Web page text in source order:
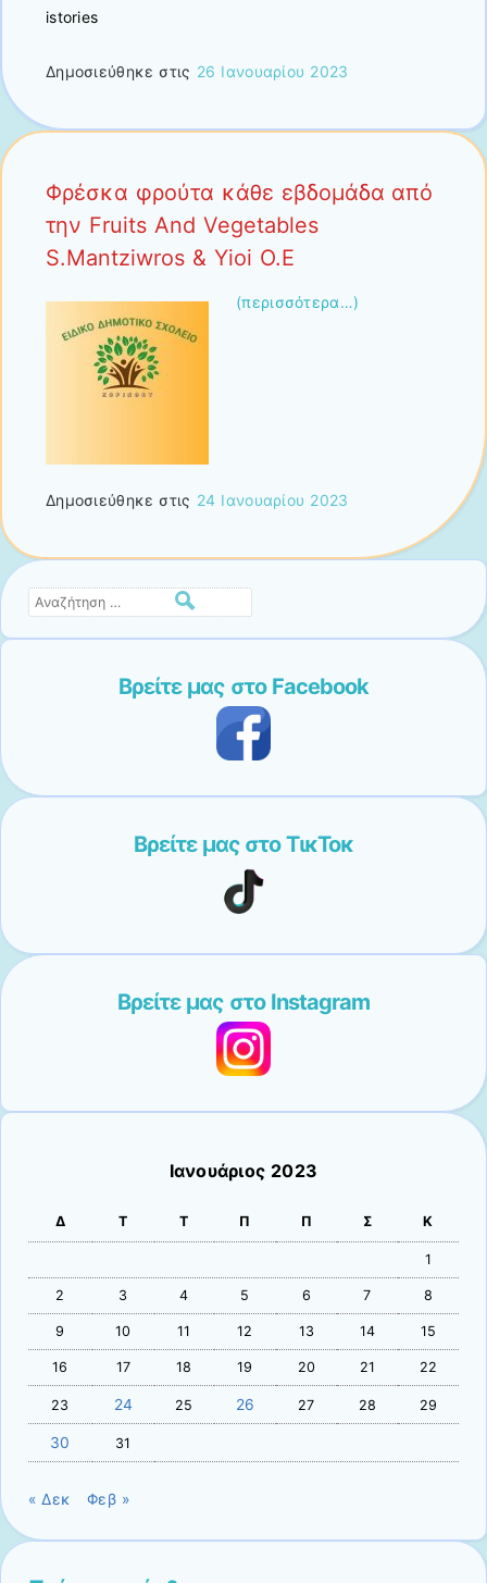
istories
Δημοσιεύθηκε στις 26 Ιανουαρίου 2023
Φρέσκα φρούτα κάθε εβδομάδα από
την Fruits And Vegetables
S.Mantziwros & Yioi O.Ε
(περισσότερα…)
Δημοσιεύθηκε στις 24 Ιανουαρίου 2023
Αναζήτηση
Βρείτε μας στο Facebook
Βρείτε μας στο ΤικΤοκ
Βρείτε μας στο Instagram
Ιανουάριος 2023
Δ Τ Τ Π Π Σ Κ
1
2 3 4 5 6 7 8
9 10 11 12 13 14 15
16 17 18 19 20 21 22
23 24 25 26 27 28 29
30 31
« Δεκ Φεβ »